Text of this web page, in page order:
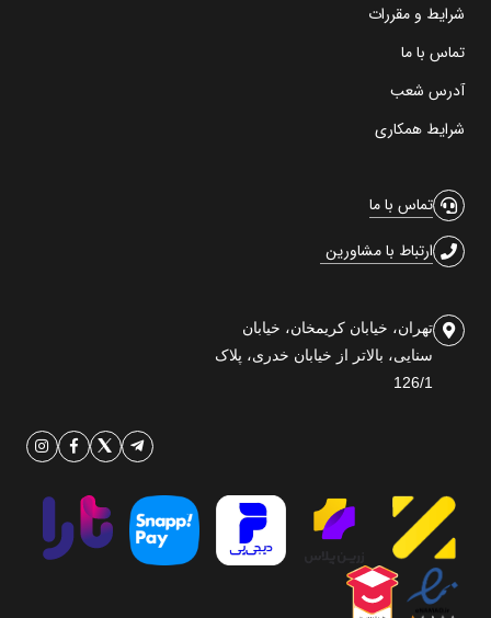
شرایط و مقررات
تماس با ما
آدرس شعب
شرایط همکاری
تماس با ما
ارتباط با مشاورین
تهران، خیابان کریمخان، خیابان
سنایی، بالاتر از خیابان خدری، پلاک
126/1